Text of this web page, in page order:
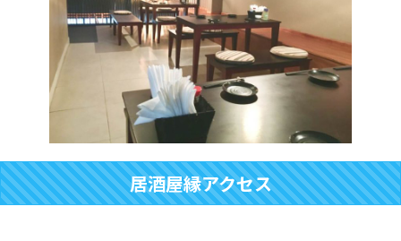
居酒屋縁アクセス